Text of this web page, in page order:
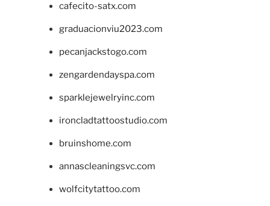
cafecito-satx.com
graduacionviu2023.com
pecanjackstogo.com
zengardendayspa.com
sparklejewelryinc.com
ironcladtattoostudio.com
bruinshome.com
annascleaningsvc.com
wolfcitytattoo.com